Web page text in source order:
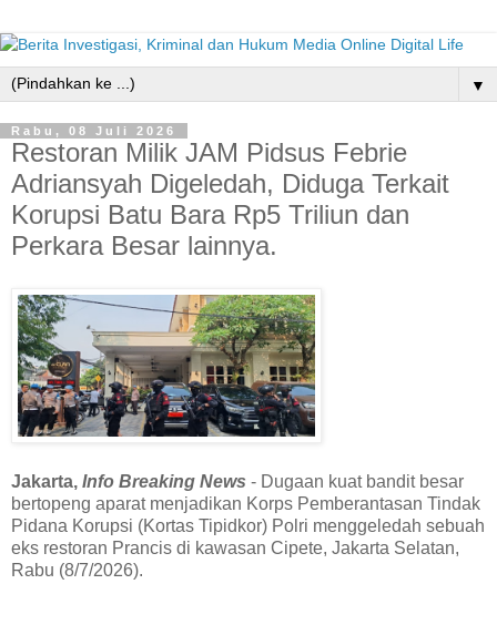
▼
Rabu, 08 Juli 2026
Restoran Milik JAM Pidsus Febrie
Adriansyah Digeledah, Diduga Terkait
Korupsi Batu Bara Rp5 Triliun dan
Perkara Besar lainnya.
Jakarta, Info Breaking News - Dugaan kuat bandit besar
bertopeng aparat menjadikan Korps Pemberantasan Tindak
Pidana Korupsi (Kortas Tipidkor) Polri menggeledah sebuah
eks restoran Prancis di kawasan Cipete, Jakarta Selatan,
Rabu (8/7/2026).